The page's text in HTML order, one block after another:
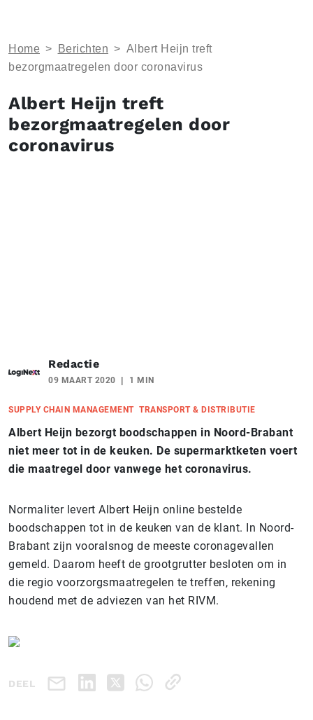
Home > Berichten > Albert Heijn treft
bezorgmaatregelen door coronavirus
Albert Heijn treft
bezorgmaatregelen door
coronavirus
Redactie
09 MAART 2020 1 MIN
SUPPLY CHAIN MANAGEMENT TRANSPORT & DISTRIBUTIE
Albert Heijn bezorgt boodschappen in Noord-Brabant
niet meer tot in de keuken. De supermarktketen voert
die maatregel door vanwege het coronavirus.
Normaliter levert Albert Heijn online bestelde
boodschappen tot in de keuken van de klant. In Noord-
Brabant zijn vooralsnog de meeste coronagevallen
gemeld. Daarom heeft de grootgrutter besloten om in
die regio voorzorgsmaatregelen te treffen, rekening
houdend met de adviezen van het RIVM.
DEEL